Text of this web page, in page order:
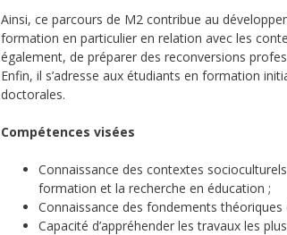
Ainsi, ce parcours de M2 contribue au
formation en particulier en relation avec les
également, de préparer des reconversions
Enfin, il s’adresse aux étudiants en formation
doctorales.
Compétences visées
Connaissance des contextes
formation et la recherche en éducation ;
Connaissance des fondements
Capacité d’appréhender les travaux les